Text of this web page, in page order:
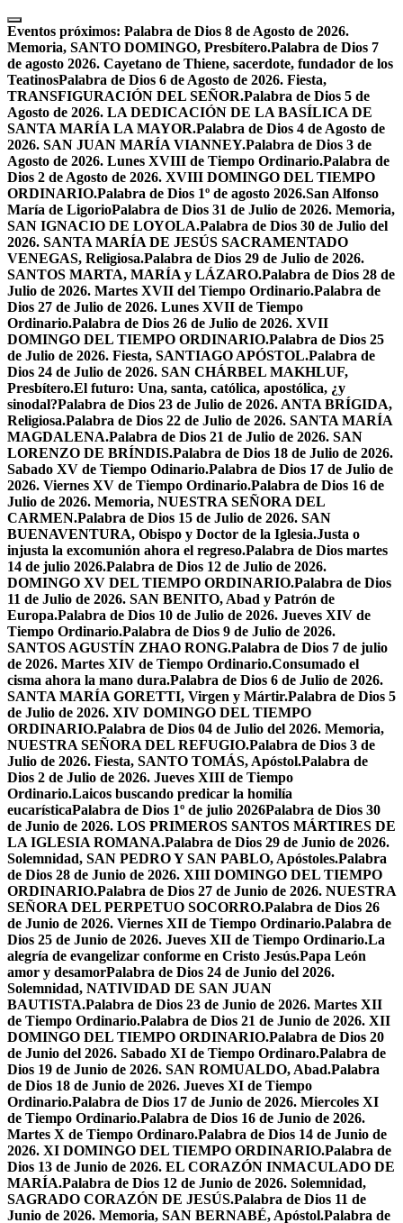
Skip
to
content
Eventos próximos: Palabra de Dios 8 de Agosto de 2026.
Memoria, SANTO DOMINGO, Presbítero.Palabra de Dios 7
de agosto 2026. Cayetano de Thiene, sacerdote, fundador de los
TeatinosPalabra de Dios 6 de Agosto de 2026. Fiesta,
TRANSFIGURACIÓN DEL SEÑOR.Palabra de Dios 5 de
Agosto de 2026. LA DEDICACIÓN DE LA BASÍLICA DE
SANTA MARÍA LA MAYOR.Palabra de Dios 4 de Agosto de
2026. SAN JUAN MARÍA VIANNEY.Palabra de Dios 3 de
Agosto de 2026. Lunes XVIII de Tiempo Ordinario.Palabra de
Dios 2 de Agosto de 2026. XVIII DOMINGO DEL TIEMPO
ORDINARIO.Palabra de Dios 1º de agosto 2026.San Alfonso
María de LigorioPalabra de Dios 31 de Julio de 2026. Memoria,
SAN IGNACIO DE LOYOLA.Palabra de Dios 30 de Julio del
2026. SANTA MARÍA DE JESÚS SACRAMENTADO
VENEGAS, Religiosa.Palabra de Dios 29 de Julio de 2026.
SANTOS MARTA, MARÍA y LÁZARO.Palabra de Dios 28 de
Julio de 2026. Martes XVII del Tiempo Ordinario.Palabra de
Dios 27 de Julio de 2026. Lunes XVII de Tiempo
Ordinario.Palabra de Dios 26 de Julio de 2026. XVII
DOMINGO DEL TIEMPO ORDINARIO.Palabra de Dios 25
de Julio de 2026. Fiesta, SANTIAGO APÓSTOL.Palabra de
Dios 24 de Julio de 2026. SAN CHÁRBEL MAKHLUF,
Presbítero.El futuro: Una, santa, católica, apostólica, ¿y
sinodal?Palabra de Dios 23 de Julio de 2026. ANTA BRÍGIDA,
Religiosa.Palabra de Dios 22 de Julio de 2026. SANTA MARÍA
MAGDALENA.Palabra de Dios 21 de Julio de 2026. SAN
LORENZO DE BRÍNDIS.Palabra de Dios 18 de Julio de 2026.
Sabado XV de Tiempo Odinario.Palabra de Dios 17 de Julio de
2026. Viernes XV de Tiempo Ordinario.Palabra de Dios 16 de
Julio de 2026. Memoria, NUESTRA SEÑORA DEL
CARMEN.Palabra de Dios 15 de Julio de 2026. SAN
BUENAVENTURA, Obispo y Doctor de la Iglesia.Justa o
injusta la excomunión ahora el regreso.Palabra de Dios martes
14 de julio 2026.Palabra de Dios 12 de Julio de 2026.
DOMINGO XV DEL TIEMPO ORDINARIO.Palabra de Dios
11 de Julio de 2026. SAN BENITO, Abad y Patrón de
Europa.Palabra de Dios 10 de Julio de 2026. Jueves XIV de
Tiempo Ordinario.Palabra de Dios 9 de Julio de 2026.
SANTOS AGUSTÍN ZHAO RONG.Palabra de Dios 7 de julio
de 2026. Martes XIV de Tiempo Ordinario.Consumado el
cisma ahora la mano dura.Palabra de Dios 6 de Julio de 2026.
SANTA MARÍA GORETTI, Virgen y Mártir.Palabra de Dios 5
de Julio de 2026. XIV DOMINGO DEL TIEMPO
ORDINARIO.Palabra de Dios 04 de Julio del 2026. Memoria,
NUESTRA SEÑORA DEL REFUGIO.Palabra de Dios 3 de
Julio de 2026. Fiesta, SANTO TOMÁS, Apóstol.Palabra de
Dios 2 de Julio de 2026. Jueves XIII de Tiempo
Ordinario.Laicos buscando predicar la homilía
eucarísticaPalabra de Dios 1º de julio 2026Palabra de Dios 30
de Junio de 2026. LOS PRIMEROS SANTOS MÁRTIRES DE
LA IGLESIA ROMANA.Palabra de Dios 29 de Junio de 2026.
Solemnidad, SAN PEDRO Y SAN PABLO, Apóstoles.Palabra
de Dios 28 de Junio de 2026. XIII DOMINGO DEL TIEMPO
ORDINARIO.Palabra de Dios 27 de Junio de 2026. NUESTRA
SEÑORA DEL PERPETUO SOCORRO.Palabra de Dios 26
de Junio de 2026. Viernes XII de Tiempo Ordinario.Palabra de
Dios 25 de Junio de 2026. Jueves XII de Tiempo Ordinario.La
alegría de evangelizar conforme en Cristo Jesús.Papa León
amor y desamorPalabra de Dios 24 de Junio del 2026.
Solemnidad, NATIVIDAD DE SAN JUAN
BAUTISTA.Palabra de Dios 23 de Junio de 2026. Martes XII
de Tiempo Ordinario.Palabra de Dios 21 de Junio de 2026. XII
DOMINGO DEL TIEMPO ORDINARIO.Palabra de Dios 20
de Junio del 2026. Sabado XI de Tiempo Ordinaro.Palabra de
Dios 19 de Junio de 2026. SAN ROMUALDO, Abad.Palabra
de Dios 18 de Junio de 2026. Jueves XI de Tiempo
Ordinario.Palabra de Dios 17 de Junio de 2026. Miercoles XI
de Tiempo Ordinario.Palabra de Dios 16 de Junio de 2026.
Martes X de Tiempo Ordinaro.Palabra de Dios 14 de Junio de
2026. XI DOMINGO DEL TIEMPO ORDINARIO.Palabra de
Dios 13 de Junio de 2026. EL CORAZÓN INMACULADO DE
MARÍA.Palabra de Dios 12 de Junio de 2026. Solemnidad,
SAGRADO CORAZÓN DE JESÚS.Palabra de Dios 11 de
Junio de 2026. Memoria, SAN BERNABÉ, Apóstol.Palabra de